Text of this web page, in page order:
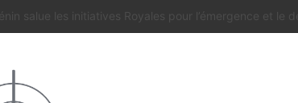
Bénin : satisfaction du bilan de la coopération,